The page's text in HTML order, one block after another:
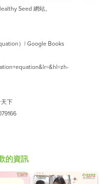
Seed 網站。
）| Google Books
下
的資訊